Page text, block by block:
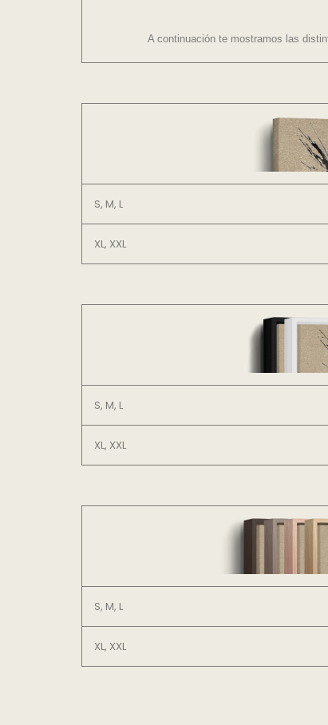
A continuación te mostramos las
S, M, L
XL, XXL
S, M, L
XL, XXL
S, M, L
XL, XXL